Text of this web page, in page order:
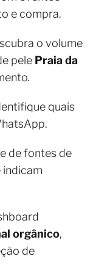
e compra.
o volume
pele Praia da
quais
de fontes de
orgânico,
de